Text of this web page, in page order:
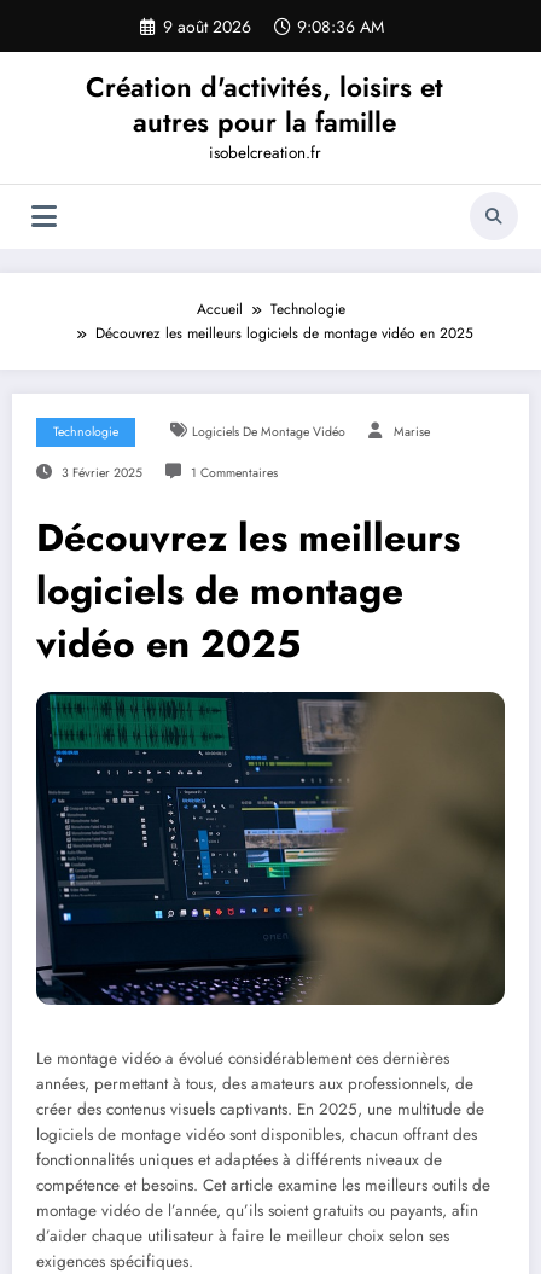
contenu
9 août 2026 9:08:36 AM
Création d'activités, loisirs et
autres pour la famille
isobelcreation.fr
Accueil
Technologie
Découvrez les meilleurs logiciels de montage vidéo en 2025
Technologie Logiciels De Montage Vidéo Marise
3 Février 2025 1 Commentaires
Découvrez les meilleurs
logiciels de montage
vidéo en 2025
Le montage vidéo a évolué considérablement ces dernières
années, permettant à tous, des amateurs aux professionnels, de
créer des contenus visuels captivants. En 2025, une multitude de
logiciels de montage vidéo sont disponibles, chacun offrant des
fonctionnalités uniques et adaptées à différents niveaux de
compétence et besoins. Cet article examine les meilleurs outils de
montage vidéo de l’année, qu’ils soient gratuits ou payants, afin
d’aider chaque utilisateur à faire le meilleur choix selon ses
exigences spécifiques.